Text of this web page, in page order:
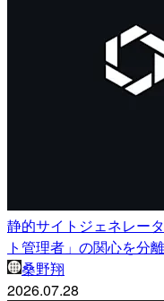
静的サイトジェネレー
ト管理者」の関心を分
桑野翔
2026.07.28